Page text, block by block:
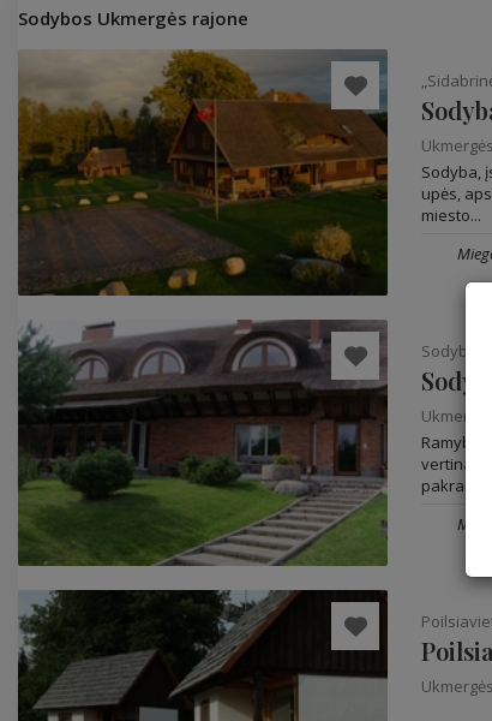
Sodybos Ukmergės rajone
Sodyba,
upės,
miesto...
Sodyba